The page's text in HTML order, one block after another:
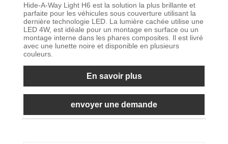
Hide-A-Way Light H6 est la solution la plus brillante et
parfaite pour les véhicules sous couverture utilisant la
dernière technologie LED. La lumière cachée utilise une
LED 4W, est idéale pour un montage en surface ou un
montage interne dans les phares composites. Il est livré
avec une lunette noire et disponible en plusieurs
couleurs.
En savoir plus
envoyer une demande